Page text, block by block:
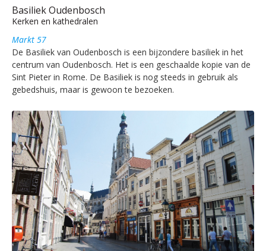
Basiliek Oudenbosch
Kerken en kathedralen
Markt 57
De Basiliek van Oudenbosch is een bijzondere basiliek in het
centrum van Oudenbosch. Het is een geschaalde kopie van de
Sint Pieter in Rome. De Basiliek is nog steeds in gebruik als
gebedshuis, maar is gewoon te bezoeken.